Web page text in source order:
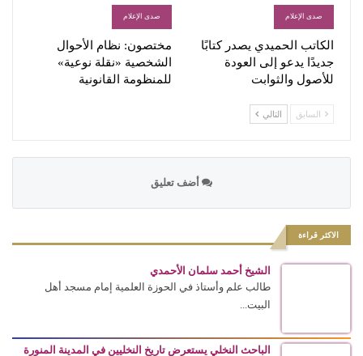
صدى الإعلام
الكاتب الحميدي يصدر كتابًا
جديدًا يدعو إلى العودة
للأصول والثوابت
صدى الإعلام
مختصون: نظام الأحوال
الشخصية «نقلة نوعية»
للمنظومة القانونية
السابق التالي
أضف تعليق
الاكثر قراءة
الشيخ أحمد سلمان الأحمدي
طالب علم وأستاذ في الحوزة العلمية إمام مسجد أهل
البيت...
الباحث النخلي يستعرض تاريخ النخليين في المدينة المنورة